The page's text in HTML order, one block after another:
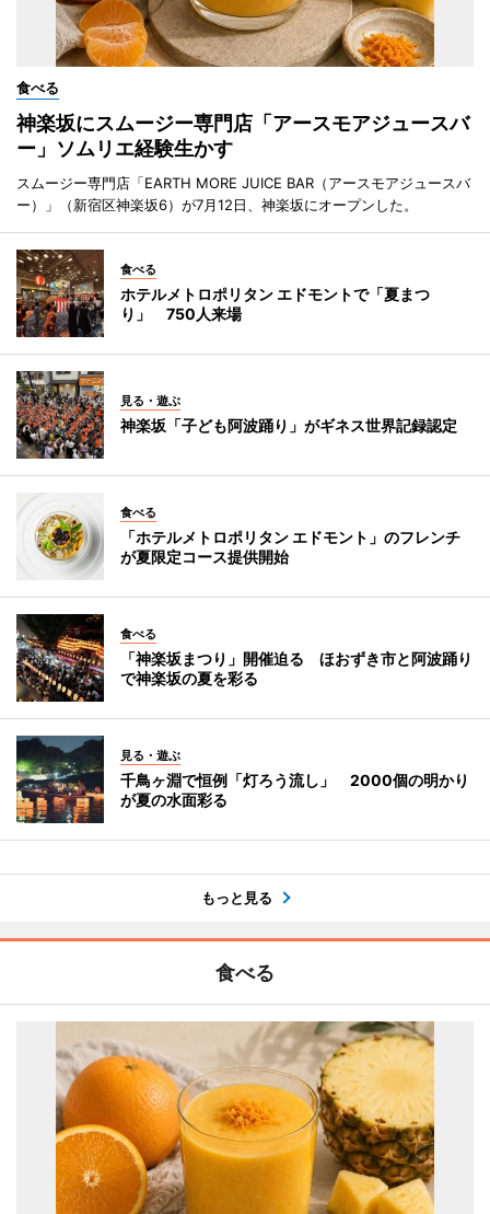
食べる
神楽坂にスムージー専門店「アースモアジュースバ
ー」ソムリエ経験生かす
スムージー専門店「EARTH MORE JUICE BAR（アースモアジュースバ
ー）」（新宿区神楽坂6）が7月12日、神楽坂にオープンした。
食べる
ホテルメトロポリタン エドモントで「夏まつ
り」 750人来場
見る・遊ぶ
神楽坂「子ども阿波踊り」がギネス世界記録認定
食べる
「ホテルメトロポリタン エドモント」のフレンチ
が夏限定コース提供開始
食べる
「神楽坂まつり」開催迫る ほおずき市と阿波踊り
で神楽坂の夏を彩る
見る・遊ぶ
千鳥ヶ淵で恒例「灯ろう流し」 2000個の明かり
が夏の水面彩る
もっと見る
食べる